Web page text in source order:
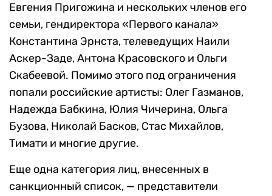
Евгения Пригожина и нескольких членов его
семьи, гендиректора «Первого канала»
Константина Эрнста, телеведущих Наили
Аскер-Заде, Антона Красовского и Ольги
Скабеевой. Помимо этого под ограничения
попали российские артисты: Олег Газманов,
Надежда Бабкина, Юлия Чичерина, Ольга
Бузова, Николай Басков, Стас Михайлов,
Тимати и многие другие.
Еще одна категория лиц, внесенных в
санкционный список, — представители